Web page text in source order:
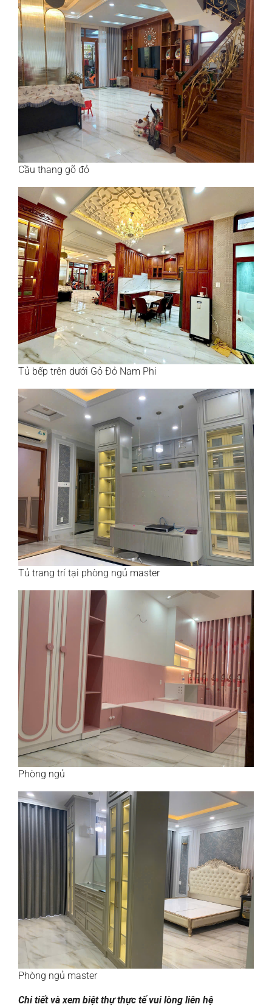
Cầu thang gõ đỏ
Tủ bếp trên dưới Gỏ Đỏ Nam Phi
Tủ trang trí tại phòng ngủ master
Phòng ngủ
Phòng ngủ master
Chi tiết và xem biệt thự thực tế vui lòng liên hệ